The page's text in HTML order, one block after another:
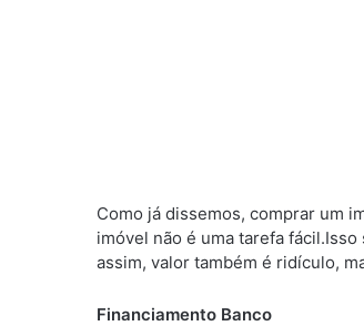
Como já dissemos, comprar um
imóvel não é uma tarefa
assim, valor também é ridículo,
Financiamento Banco